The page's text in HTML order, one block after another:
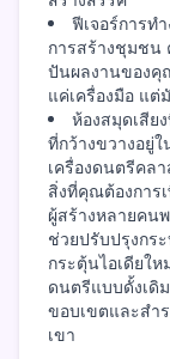
ฟีเจอร์การท
การสร้างชุมชน
ปันผลงานของคุ
แค่เครื่องมือ แ
ห้องสมุดเสีย
ที่กว้างขวางอยู่
เครื่องดนตรีคล
สิ่งที่คุณต้องการ
ผู้สร้างหลายคน
ช่วยปรับปรุงกร
กระตุ้นไอเดียใ
ดนตรีแบบดั้งเดิ
ขอบเขตและสำ
เขา